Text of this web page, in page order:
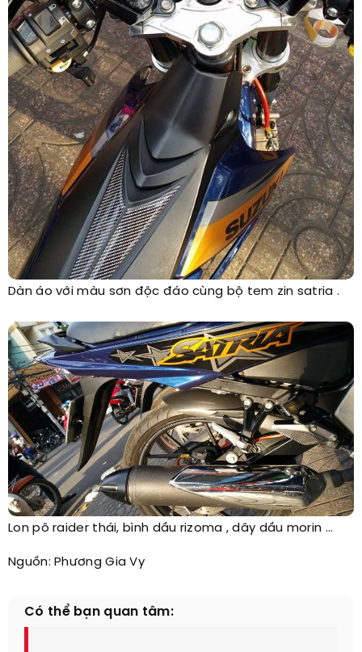
Dàn áo với màu sơn độc đáo cùng bộ tem zin satria .
Lon pô raider thái, bình dầu rizoma , dây dầu morin ...
Nguồn: Phương Gia Vy ​
Có thể bạn quan tâm: